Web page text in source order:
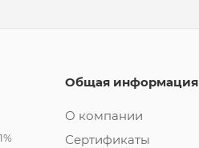
Общая информация
О компании
Сертификаты